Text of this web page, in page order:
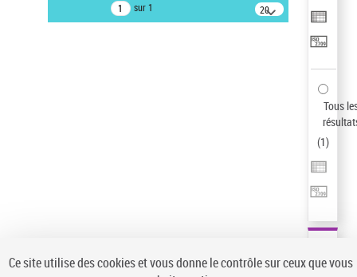
sur 1
20
résultats/page
Tous
(1)
Ce site utilise des cookies et vous donne le contrôle sur ceux que vous